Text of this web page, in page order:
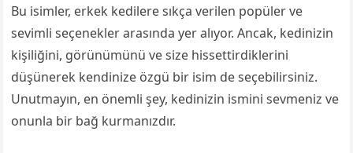
Bu isimler, erkek kedilere sıkça verilen popüler ve
sevimli seçenekler arasında yer alıyor. Ancak, kedinizin
kişiliğini, görünümünü ve size hissettirdiklerini
düşünerek kendinize özgü bir isim de seçebilirsiniz.
Unutmayın, en önemli şey, kedinizin ismini sevmeniz ve
onunla bir bağ kurmanızdır.